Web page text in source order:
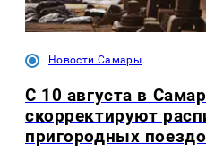
Новости Самары
С 10 августа в
скорректируют
пригородных